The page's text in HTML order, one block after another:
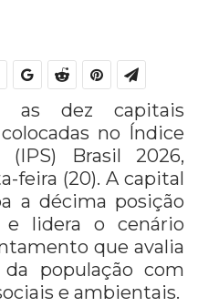
as dez capitais
no Índice
(IPS) Brasil 2026,
feira (20). A capital
a décima posição
e lidera o cenário
que avalia
população com
e ambientais.